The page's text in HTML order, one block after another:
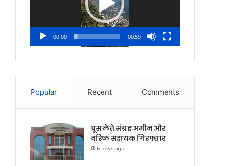
00:00 00:59
Popular Recent Comments
घूस लेते संग्रह अमीन और
वरिष्ठ सहायक गिरफ्तार
5 days ago